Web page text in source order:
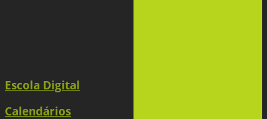
Escola Digital
Calendários